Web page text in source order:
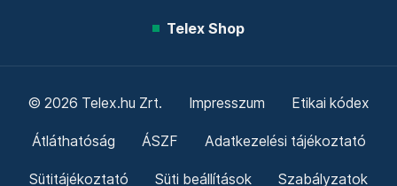
Telex Shop
© 2026 Telex.hu Zrt. Impresszum Etikai kódex
Átláthatóság ÁSZF Adatkezelési tájékoztató
Sütitájékoztató Süti beállítások Szabályzatok